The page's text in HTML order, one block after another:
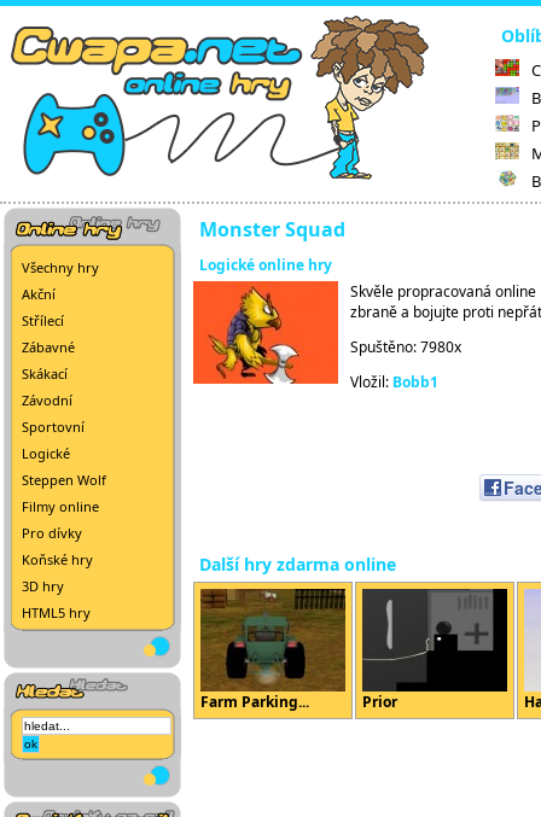
Všechny hry
Akční
Střílecí
Zábavné
Skákací
Závodní
Sportovní
Logické
Steppen Wolf
Filmy online
Pro dívky
Koňské hry
3D hry
HTML5 hry
Monster Squad
Logické online hry
Skvěle propracovaná
zbraně a bojujte proti
Spuštěno: 7980x
Vložil: Bobb1
Další hry zdarma online
Farm Parking... Prior